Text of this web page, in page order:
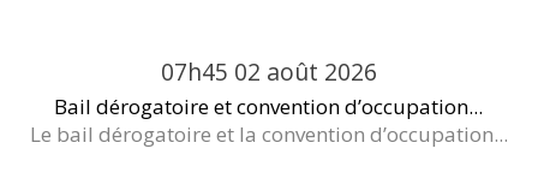
07h45 02 août 2026
Bail dérogatoire et convention d’occupation...
Le bail dérogatoire et la convention d’occupation...